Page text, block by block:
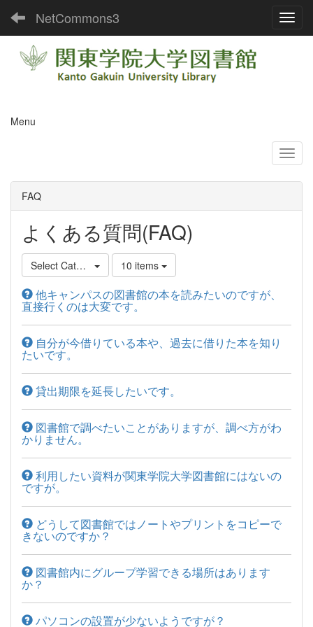
NetCommons3
Menu
FAQ
よくある質問(FAQ)
Select Category 10 items
他キャンパスの図書館の本を読みたいのですが、
直接行くのは大変です。
自分が今借りている本や、過去に借りた本を知り
たいです。
貸出期限を延長したいです。
図書館で調べたいことがありますが、調べ方がわ
かりません。
利用したい資料が関東学院大学図書館にはないの
ですが。
どうして図書館ではノートやプリントをコピーで
きないのですか？
図書館内にグループ学習できる場所はあります
か？
パソコンの設置が少ないようですが？